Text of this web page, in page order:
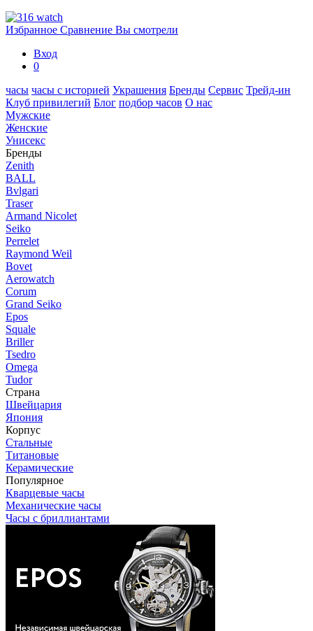
Избранное Сравнение Вы смотрели
Вход
0
часы часы с историей Украшения Бренды Сервис Трейд-ин
Клуб привилегий Блог подбор часов О нас
Мужские
Женские
Унисекс
Бренды
Zenith
BALL
Bvlgari
Traser
Armand Nicolet
Seiko
Perrelet
Raymond Weil
Bovet
Aerowatch
Corum
Grand Seiko
Epos
Squale
Briller
Tsedro
Omega
Tudor
Страна
Швейцария
Япония
Корпус
Стальные
Титановые
Керамические
Популярное
Кварцевые часы
Механические часы
Часы с бриллиантами